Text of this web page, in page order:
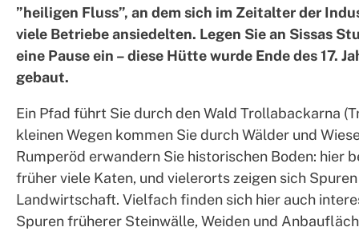
”heiligen Fluss”, an dem sich im Zeitalter der
viele Betriebe ansiedelten. Legen Sie an Sissas
eine Pause ein – diese Hütte wurde Ende des 17.
gebaut.
Ein Pfad führt Sie durch den Wald Trollabackarna
kleinen Wegen kommen Sie durch Wälder und
Rumperöd erwandern Sie historischen Boden: hier
früher viele Katen, und vielerorts zeigen sich
Landwirtschaft. Vielfach finden sich hier auch
Spuren früherer Steinwälle, Weiden und